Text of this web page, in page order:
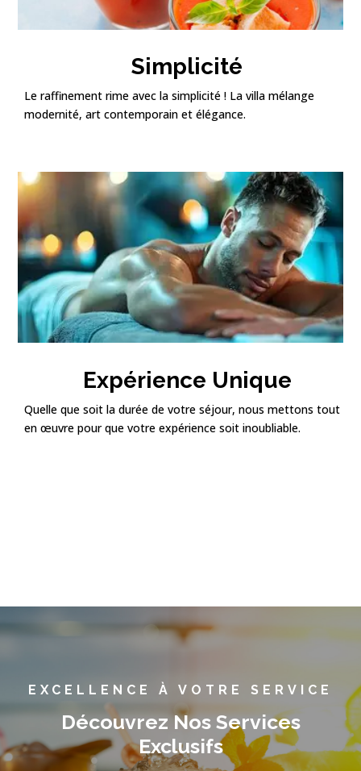
Simplicité
Le raffinement rime avec la simplicité ! La villa mélange
modernité, art contemporain et élégance.
Expérience Unique
Quelle que soit la durée de votre séjour, nous mettons tout
en œuvre pour que votre expérience soit inoubliable.
EXCELLENCE À VOTRE SERVICE
Découvrez Nos Services
Exclusifs